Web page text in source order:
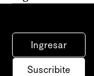
Ingresar
Suscribite